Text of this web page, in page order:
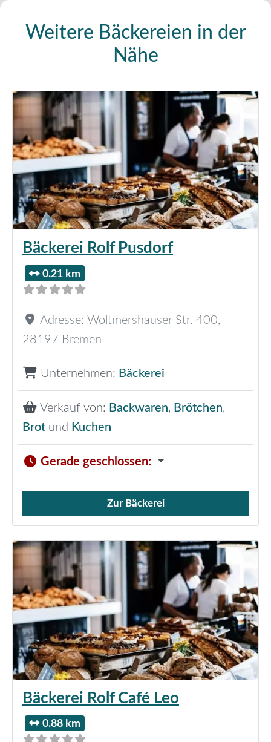
Weitere Bäckereien in der
Nähe
Bäckerei Rolf Pusdorf
0.21 km
Adresse: Woltmershauser Str. 400,
28197 Bremen
Unternehmen: Bäckerei
Verkauf von: Backwaren, Brötchen,
Brot und Kuchen
Gerade geschlossen:
Verkauf von Brötchen,
Zur Bäckerei
Bäckerei Rolf Café Leo
0.88 km